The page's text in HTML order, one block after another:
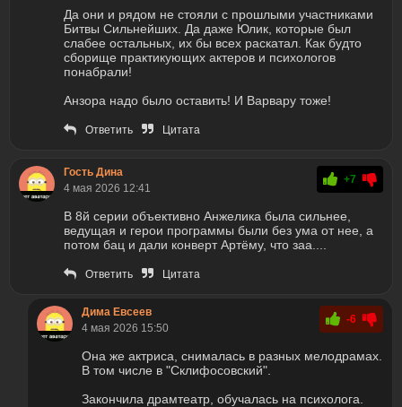
Да они и рядом не стояли с прошлыми участниками
Битвы Сильнейших. Да даже Юлик, которые был
слабее остальных, их бы всех раскатал. Как будто
сборище практикующих актеров и психологов
понабрали!
Анзора надо было оставить! И Варвару тоже!
Ответить Цитата
Гость Дина
4 мая 2026 12:41
+7
В 8й серии объективно Анжелика была сильнее,
ведущая и герои программы были без ума от нее, а
потом бац и дали конверт Артёму, что заа....
Ответить Цитата
Дима Евсеев
4 мая 2026 15:50
-6
Она же актриса, снималась в разных мелодрамах.
В том числе в "Склифосовский".
Закончила драмтеатр, обучалась на психолога.